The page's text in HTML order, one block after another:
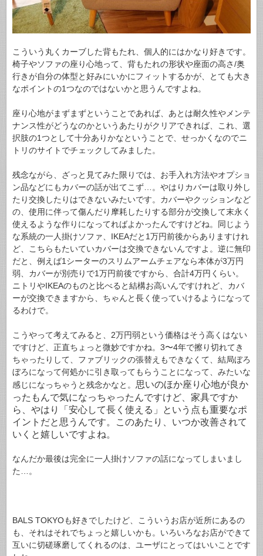
こういう丸くカーブした背もたれ、個人的にはかなり好きです。
椅子やソファの座り心地って、背もたれの形状や座面の高さ/奥
行きが自分の体型と好みにいかにフィットするかが、とても大き
なポイントの1つなのではないかと思うんですよね。
座り心地がまずまずということであれば、あとは耐久性やメンテ
ナンス性がどうなのかというあたりがクリアできれば、これ、選
択肢の1つとして十分ありかなということで、せっかくなのでニ
トリのサイトでチェックしてみました。
残念ながら、ざっと見てみた限りでは、お手入れ方法やオプショ
ン品などにもカバーの話が出てこず…。やはりカバーは取り外し
たり交換したりはできないみたいです。カバーやクッションなど
の、使用に伴って傷んだり摩耗したりする部分が交換して末永く
使えるような作りになってればよかったんですけどね。同じよう
な系統の一人掛けソファ、IKEAだと1万円前後からありますけれ
ど、こちらもたいていカバーは交換できないんですよ。逆に無印
だと、例えば1シーターのスリムアームチェアなら本体が3万円
弱、カバーが別売りで1万円前後ですから、合計4万円くらい。
ニトリやIKEAのものと比べると結構お高いんですけれど、カバ
ーが交換できますから、ちゃんと長く使っていけるようになって
るわけで。
こうやって考えてみると、2万円弱という価格はそう高くはない
ですけど、正直ちょっと微妙ですかね。3〜4年で擦り切れてき
ちゃったりして、ファブリックの張替えもできなくて、結局ぼろ
ぼろになって何処かに引き取ってもらうことになって、みたいな
感じになっちゃうと残念かなと。 思いのほか座り心地が良か
ったもんで気になっちゃったんですけど、家具ですか
ら、やはり「安心して長く使える」という点も重要なポ
イントだと思うんです。このあたり、いつか改善されて
いくと嬉しいですよね。
なんだか最後は完全に一人掛けソファの話になってしまいまし
た…。
BALS TOKYOも好きでしたけど、こういうお店が近所にあるの
も、それはそれでちょっと嬉しいかも。いろいろなお店ができて
互いに切磋琢磨してくれるのは、ユーザにとってはいいことです